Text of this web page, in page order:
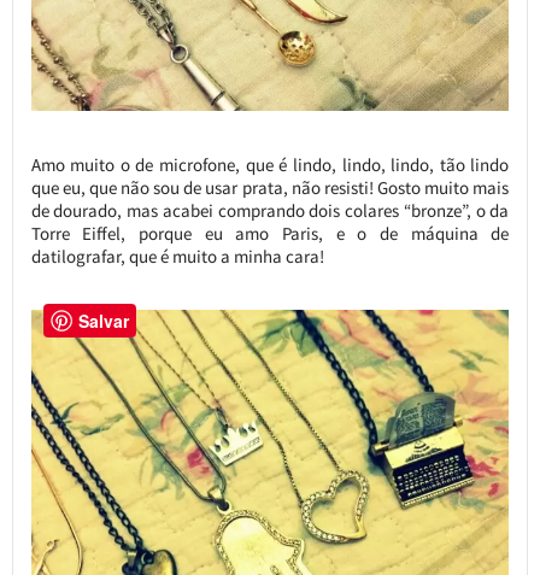
Amo muito o de microfone, que é lindo, lindo, lindo, tão lindo
que eu, que não sou de usar prata, não resisti! Gosto muito mais
de dourado, mas acabei comprando dois colares “bronze”, o da
Torre Eiffel, porque eu amo Paris, e o de máquina de
datilografar, que é muito a minha cara!
Salvar